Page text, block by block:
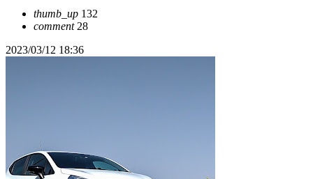
thumb_up 132
comment28
2023/03/12 18:36